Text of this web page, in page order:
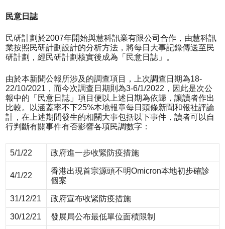
民意日誌
民研計劃於2007年開始與慧科訊業有限公司合作，由慧科訊
業按照民研計劃設計的分析方法，將每日大事記錄傳送至民
研計劃，經民研計劃核實後成為「民意日誌」。
由於本新聞公報所涉及的調查項目，上次調查日期為18-
22/10/2021，而今次調查日期則為3-6/1/2022，因此是次公
報中的「民意日誌」項目便以上述日期為依歸，讓讀者作出
比較。以涵蓋率不下25%本地報章每日頭條新聞和報社評論
計，在上述期間發生的相關大事包括以下事件，讀者可以自
行判斷有關事件有否影響各項民調數字：
5/1/22 政府進一步收緊防疫措施
4/1/22
香港出現首宗源頭不明Omicron本地初步確診
個案
31/12/21 政府宣布收緊防疫措施
30/12/21 發展局公布最低單位面積限制